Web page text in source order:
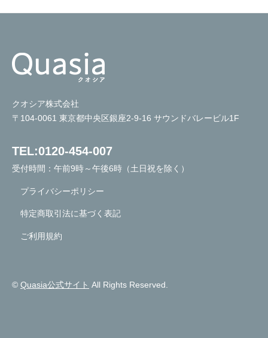
ョ
クオシア株式会社
〒104-0061 東京都中央区銀座2-9-16 サウンドバレービル1F
TEL:0120-454-007
受付時間：午前9時～午後6時（土日祝を除く）
プライバシーポリシー
特定商取引法に基づく表記
ご利用規約
© Quasia公式サイト All Rights Reserved.